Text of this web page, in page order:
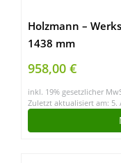
Holzmann –
1438 mm
958,00 €
inkl. 19% gesetzlicher
Zuletzt aktualisiert am: 5.